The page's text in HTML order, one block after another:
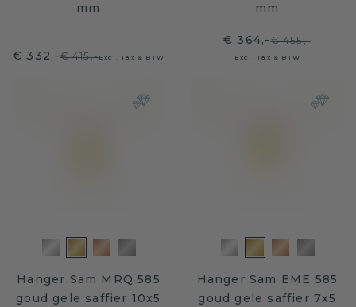
mm
€ 332,-€ 415,-Excl. Tax & BTW
mm
€ 364,-€ 455,-
Excl. Tax & BTW
Hanger Sam MRQ 585
goud gele saffier 10x5
Hanger Sam EME 585
goud gele saffier 7x5